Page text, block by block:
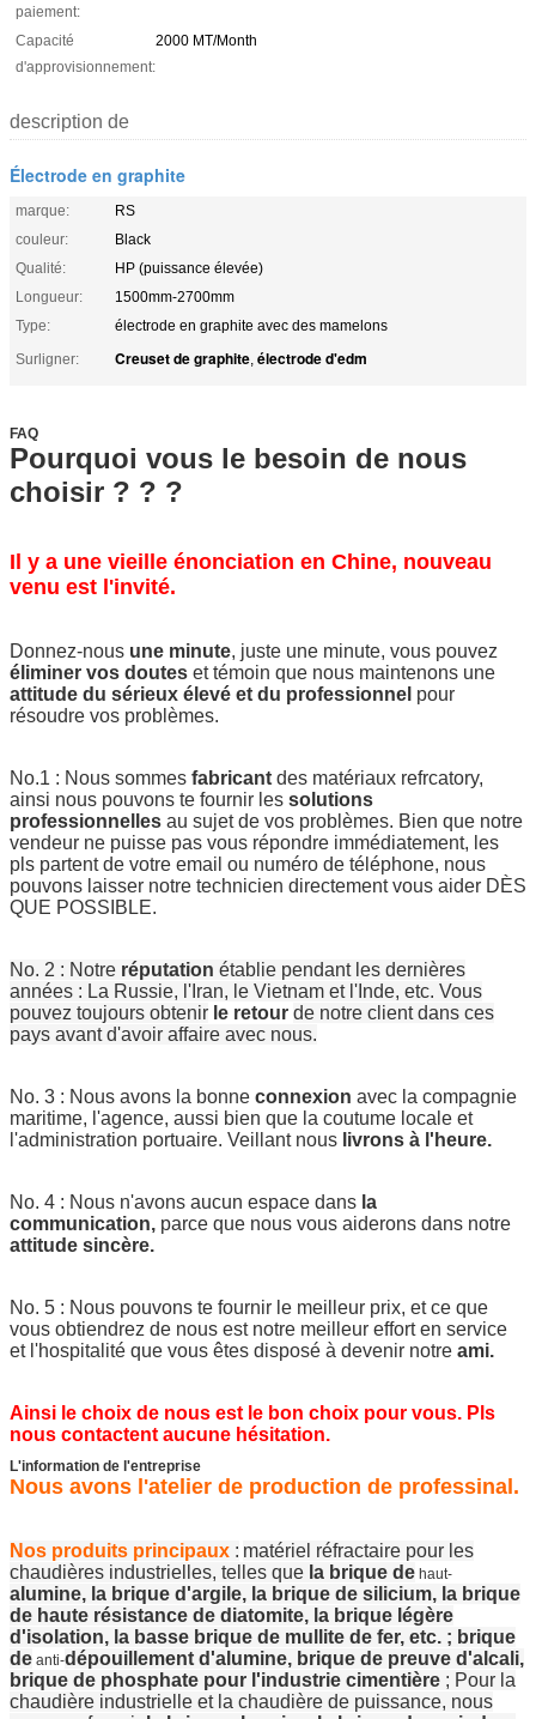
paiement:
Capacité
d'approvisionnement:
2000 MT/Month
description de
Électrode en graphite
marque:
RS
couleur:
Black
Qualité:
HP (puissance élevée)
Longueur:
1500mm-2700mm
Type:
électrode en graphite avec des mamelons
Surligner:
Creuset de graphite, électrode d'edm
FAQ
Pourquoi vous le besoin de nous
choisir ? ? ?
Il y a une vieille énonciation en Chine, nouveau
venu est l'invité.
Donnez-nous une minute, juste une minute, vous pouvez
éliminer vos doutes et témoin que nous maintenons une
attitude du sérieux élevé et du professionnel pour
résoudre vos problèmes.
No.1 : Nous sommes fabricant des matériaux refrcatory,
ainsi nous pouvons te fournir les solutions
professionnelles au sujet de vos problèmes. Bien que notre
vendeur ne puisse pas vous répondre immédiatement, les
pls partent de votre email ou numéro de téléphone, nous
pouvons laisser notre technicien directement vous aider DÈS
QUE POSSIBLE.
No. 2 : Notre réputation établie pendant les dernières
années : La Russie, l'Iran, le Vietnam et l'Inde, etc. Vous
pouvez toujours obtenir le retour de notre client dans ces
pays avant d'avoir affaire avec nous.
No. 3 : Nous avons la bonne connexion avec la compagnie
maritime, l'agence, aussi bien que la coutume locale et
l'administration portuaire. Veillant nous livrons à l'heure.
No. 4 : Nous n'avons aucun espace dans la
communication, parce que nous vous aiderons dans notre
attitude sincère.
No. 5 : Nous pouvons te fournir le meilleur prix, et ce que
vous obtiendrez de nous est notre meilleur effort en service
et l'hospitalité que vous êtes disposé à devenir notre ami.
Ainsi le choix de nous est le bon choix pour vous. Pls
nous contactent aucune hésitation.
L'information de l'entreprise
Nous avons l'atelier de production de professinal.
Nos produits principaux : matériel réfractaire pour les
chaudières industrielles, telles que la brique de haut-
alumine, la brique d'argile, la brique de silicium, la brique
de haute résistance de diatomite, la brique légère
d'isolation, la basse brique de mullite de fer, etc. ; brique
de anti-dépouillement d'alumine, brique de preuve d'alcali,
brique de phosphate pour l'industrie cimentière ; Pour la
chaudière industrielle et la chaudière de puissance, nous